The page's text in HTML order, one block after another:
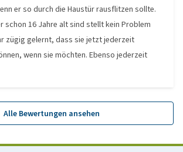
er so durch die Haustür rausflitzen sollte.
schon 16 Jahre alt sind stellt kein Problem
zügig gelernt, dass sie jetzt jederzeit
wenn sie möchten. Ebenso jederzeit
Alle Bewertungen ansehen